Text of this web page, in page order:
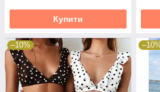
Купити
–10%